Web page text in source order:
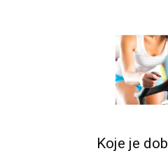
Koje je